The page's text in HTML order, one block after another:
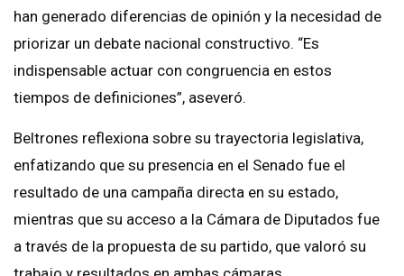
han generado diferencias de opinión y la necesidad de
priorizar un debate nacional constructivo. “Es
indispensable actuar con congruencia en estos
tiempos de definiciones”, aseveró.
Beltrones reflexiona sobre su trayectoria legislativa,
enfatizando que su presencia en el Senado fue el
resultado de una campaña directa en su estado,
mientras que su acceso a la Cámara de Diputados fue
a través de la propuesta de su partido, que valoró su